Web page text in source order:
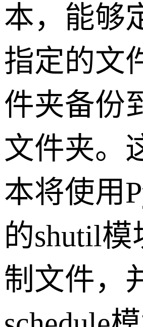
本，能够
指定的文
件夹备份
文件夹。
本将使用
的shutil模
制文件，